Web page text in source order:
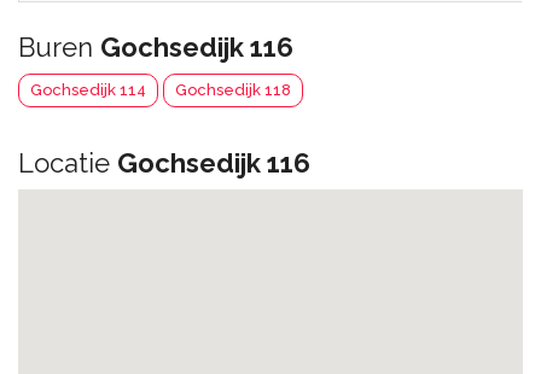
Buren Gochsedijk 116
Gochsedijk 114 Gochsedijk 118
Locatie Gochsedijk 116